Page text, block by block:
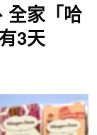
全家「哈
3天